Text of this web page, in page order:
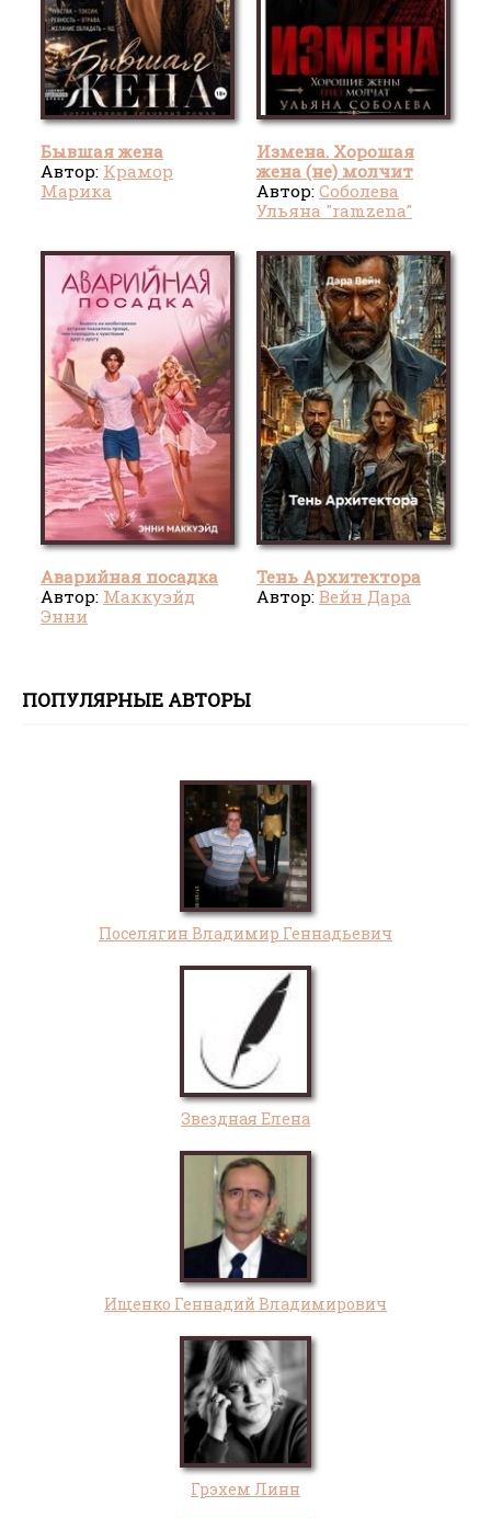
Бывшая жена
Автор: Крамор
Марика
Измена. Хорошая
жена (не) молчит
Автор: Соболева
Ульяна "ramzena"
Аварийная посадка
Автор: Маккуэйд
Энни
Тень Архитектора
Автор: Вейн Дара
ПОПУЛЯРНЫЕ АВТОРЫ
Поселягин Владимир Геннадьевич
Звездная Елена
Ищенко Геннадий Владимирович
Грэхем Линн